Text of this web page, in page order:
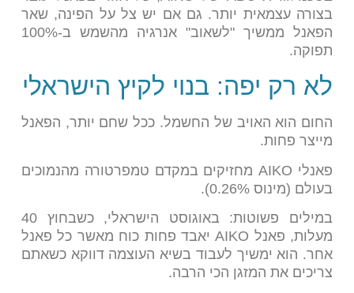
בצורה עצמאית יותר. גם אם יש צל על הפינה, שאר
הפאנל ממשיך "לשאוב" אנרגיה מהשמש ב-100%
תפוקה.
לא רק יפה: בנוי לקיץ הישראלי
החום הוא האויב של החשמל. ככל שחם יותר, הפאנל
מייצר פחות.
פאנלי AIKO מחזיקים במקדם טמפרטורה מהנמוכים
בעולם (מינוס 0.26%).
במילים פשוטות: באוגוסט הישראלי, כשבחוץ 40
מעלות, פאנל AIKO יאבד פחות כוח מאשר כל פאנל
אחר. הוא ימשיך לעבוד בשיא העוצמה דווקא כשאתם
צריכים את המזגן הכי הרבה.